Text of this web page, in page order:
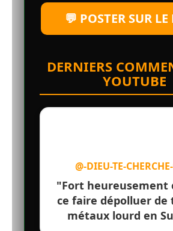
💬 POSTER SUR LE
DERNIERS
YOUTUBE
@-DIEU-TE-
"Fort heureusement
ce faire dépolluer de
métaux lourd en